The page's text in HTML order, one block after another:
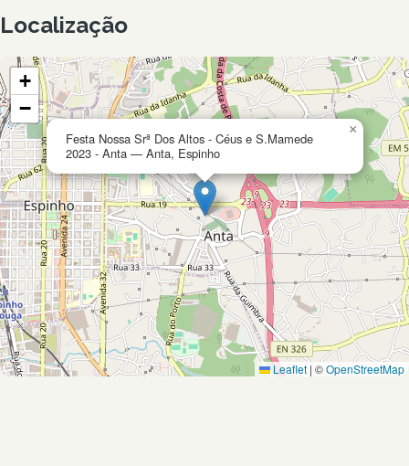
Localização
Festa Nossa Srª Dos Altos - Céus e S.Mamede
2023 - Anta — Anta, Espinho
×
+
−
Leaflet | ©OpenStreetMap